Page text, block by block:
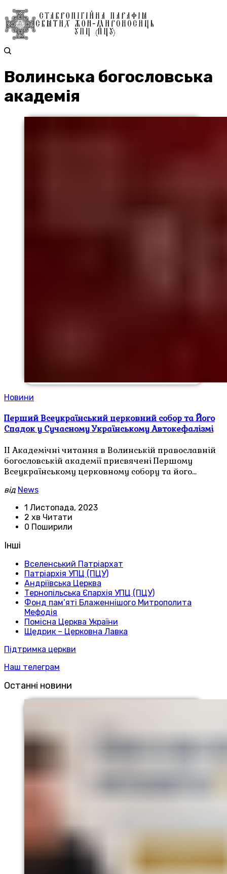
Волинська богословська
академія
Новини
Перший Всеукраїнський церковний собор та Його
Спадок у Сучасному Українському Автокефалізмі
ІІ Академічні читання в Волинській православній
богословській академії присвячені Першому
Всеукраїнському церковному собору та його…
від News
1 Листопада, 2023
2 хв Читати
0 Поширили
Інші
Вселенський Патріархат
Патріархія УПЦ (ПЦУ)
Андріївська Церква
Тернопільська Єпархія УПЦ (ПЦУ)
Фонд пам’яті Блаженнішого Митрополита
Мефодія
Помісна Церква України
Щедрик – Церковна Лавка
Підтримка церкви
Наш телеграм
Останні новини